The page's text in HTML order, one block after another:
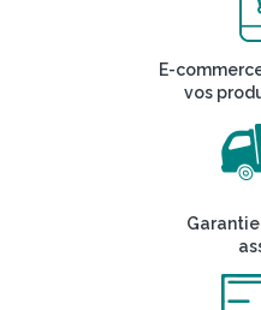
E-
vos